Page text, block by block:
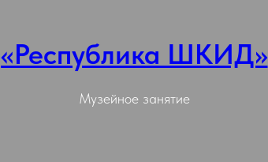
«Республика ШКИД»
Музейное занятие